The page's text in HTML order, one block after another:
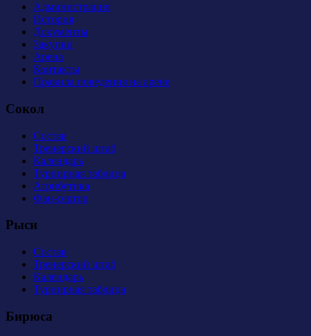
Администрация
История
Документы
Закупки
Арена
Контакты
Правила поведения на арене
Сокол
Состав
Тренерский штаб
Календарь
Турнирная таблица
Атрибутика
Фан-сектор
Рыси
Состав
Тренерский штаб
Календарь
Турнирная таблица
Бирюса